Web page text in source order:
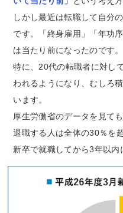
しかし最近は転職して自分
です。「終身雇用」「年功
は当たり前になったのです。
特に、20代の転職者に対し
われるようになり、むしろ
います。
厚生労働省のデータを見て
退職する人は全体の30％を
新卒で就職してから3年以内